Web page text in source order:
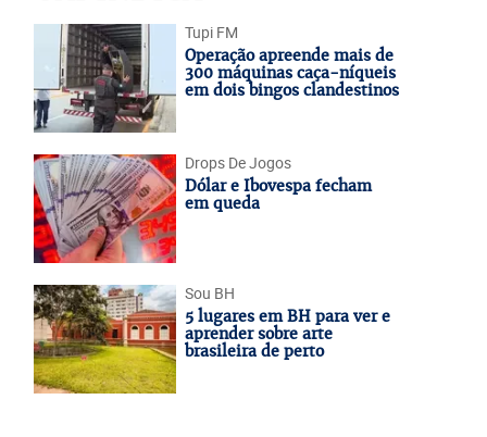
Tupi FM
Operação apreende mais de
300 máquinas caça-níqueis
em dois bingos clandestinos
Drops De Jogos
Dólar e Ibovespa fecham
em queda
Sou BH
5 lugares em BH para ver e
aprender sobre arte
brasileira de perto